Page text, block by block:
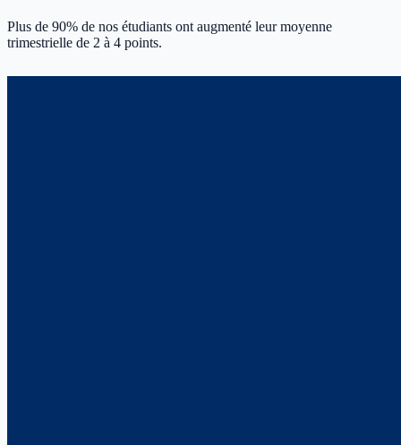
Plus de 90% de nos étudiants ont augmenté leur moyenne
trimestrielle de 2 à 4 points.